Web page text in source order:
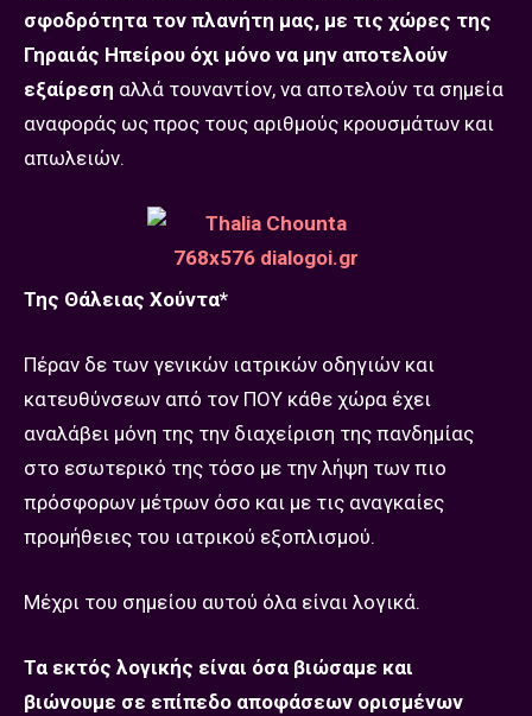
σφοδρότητα τον πλανήτη μας, με τις χώρες της
Γηραιάς Ηπείρου όχι μόνο να μην αποτελούν
εξαίρεση αλλά τουναντίον, να αποτελούν τα σημεία
αναφοράς ως προς τους αριθμούς κρουσμάτων και
απωλειών.
Της Θάλειας Χούντα*
Πέραν δε των γενικών ιατρικών οδηγιών και
κατευθύνσεων από τον ΠΟΥ κάθε χώρα έχει
αναλάβει μόνη της την διαχείριση της πανδημίας
στο εσωτερικό της τόσο με την λήψη των πιο
πρόσφορων μέτρων όσο και με τις αναγκαίες
προμήθειες του ιατρικού εξοπλισμού.
Μέχρι του σημείου αυτού όλα είναι λογικά.
Τα εκτός λογικής είναι όσα βιώσαμε και
βιώνουμε σε επίπεδο αποφάσεων ορισμένων